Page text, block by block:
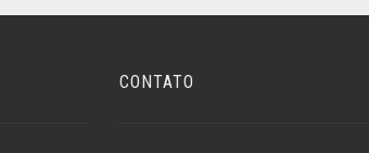
CONTATO